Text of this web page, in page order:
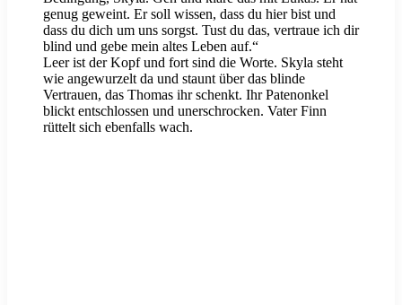
genug geweint. Er soll wissen, dass du hier bist und
dass du dich um uns sorgst. Tust du das, vertraue ich dir
blind und gebe mein altes Leben auf.“
Leer ist der Kopf und fort sind die Worte. Skyla steht
wie angewurzelt da und staunt über das blinde
Vertrauen, das Thomas ihr schenkt. Ihr Patenonkel
blickt entschlossen und unerschrocken. Vater Finn
rüttelt sich ebenfalls wach.